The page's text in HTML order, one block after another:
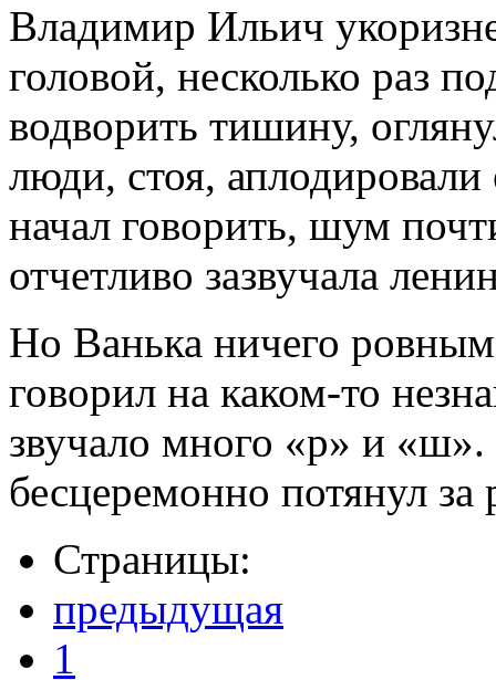
Владимир Ильич
головой, несколько раз
водворить тишину,
люди, стоя,
начал говорить, шум
отчетливо зазвучала
Но Ванька ничего
говорил на каком-то
звучало много «р» и
бесцеремонно потянул за
Страницы:
предыдущая
1